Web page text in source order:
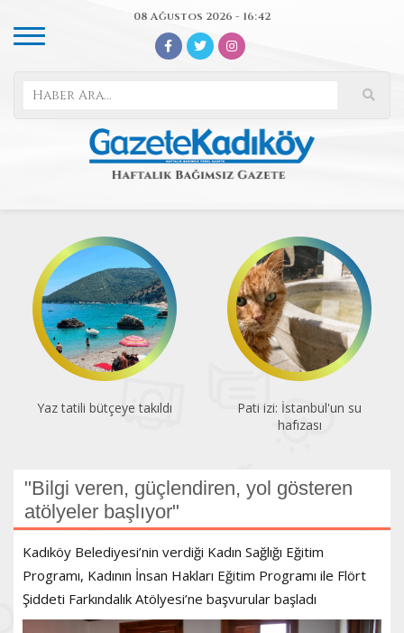
08 Ağustos 2026 - 16:42
Yaz tatili bütçeye takıldı
Pati izi: İstanbul'un su
hafızası
"Bilgi veren, güçlendiren, yol gösteren
atölyeler başlıyor"
Kadıköy Belediyesi’nin verdiği Kadın Sağlığı Eğitim
Programı, Kadının İnsan Hakları Eğitim Programı ile Flört
Şiddeti Farkındalık Atölyesi’ne başvurular başladı